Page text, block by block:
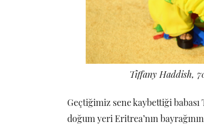
Tiffany Haddish,
Geçtiğimiz sene kaybettiği
doğum yeri Eritrea’nın